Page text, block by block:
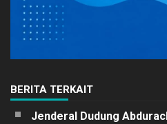
BERITA TERKAIT
Jenderal Dudung